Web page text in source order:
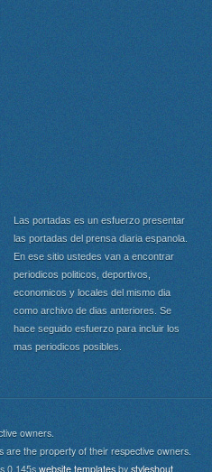
Las portadas es un esfuerzo presentar
las portadas del prensa diaria espanola.
En ese sitio ustedes van a encontrar
periodicos politicos, deportivos,
economicos y locales del mismo dia
como archivo de dias anteriores. Se
hace seguido esfuerzo para incluir los
mas periodicos posibles.
owners.
the property of their respective owners.
0.145s website templates by styleshout